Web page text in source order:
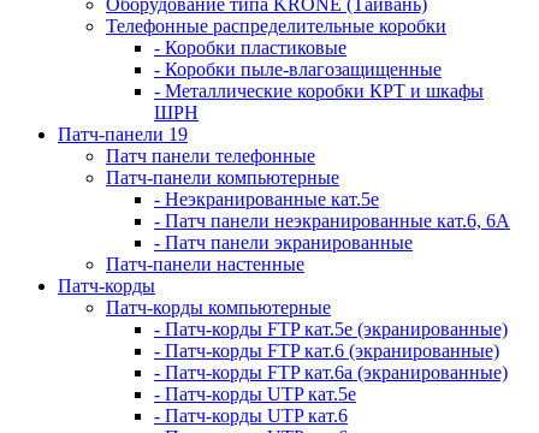
Оборудование типа KRONE (Тайвань)
Телефонные распределительные коробки
- Коробки пластиковые
- Коробки пыле-влагозащищенные
- Металлические коробки КРТ и шкафы
ШРН
Патч-панели 19
Патч панели телефонные
Патч-панели компьютерные
- Неэкранированные кат.5е
- Патч панели неэкранированные кат.6, 6А
- Патч панели экранированные
Патч-панели настенные
Патч-корды
Патч-корды компьютерные
- Патч-корды FTP кат.5е (экранированные)
- Патч-корды FTP кат.6 (экранированные)
- Патч-корды FTP кат.6а (экранированные)
- Патч-корды UTP кат.5е
- Патч-корды UTP кат.6